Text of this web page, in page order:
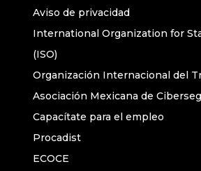
Aviso de privacidad
International Organization for
(ISO)
Organización Internacional del
Asociación Mexicana de
Capacítate para el empleo
Procadist
ECOCE